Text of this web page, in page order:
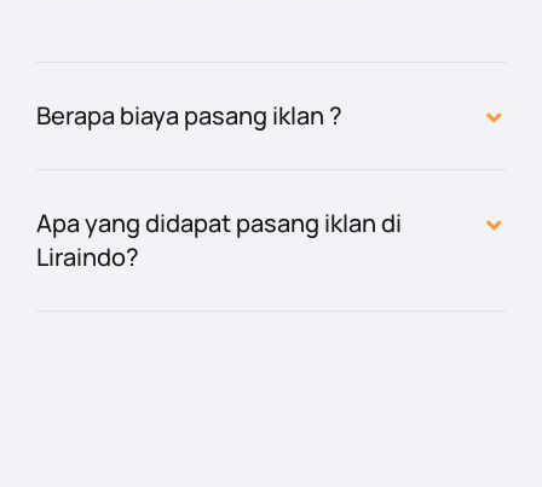
Berapa biaya pasang iklan ?
Apa yang didapat pasang iklan di
Liraindo?